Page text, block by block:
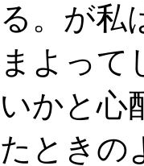
る。が私
まよって
いかと心
たときの